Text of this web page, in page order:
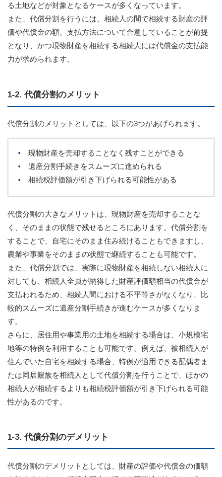
る土地などが対象となるケースが多くなっています。
また、代償分割を行うには、相続人の間で相続する財産の評
価や代償金の額、支払方法について合意していることが前提
となり、かつ現物財産を相続する相続人には代償金の支払能
力が求められます。
1-2. 代償分割のメリット
代償分割のメリットとしては、以下の3つがあげられます。
現物財産を売却することなく残すことができる
遺産分割手続きをスムーズに進められる
相続税評価額が引き下げられる可能性がある
代償分割の大きなメリットは、現物財産を売却することな
く、そのままの状態で残せるところにあります。代償分割を
することで、自宅にそのまま住み続けることもできますし、
農業や事業をそのままの状態で継続することも可能です。
また、代償分割では、実際に現物財産を相続しない相続人に
対しても、相続人全員が納得した財産評価額相当の代償金が
支払われるため、相続人間における不平等さがなくなり、比
較的スムーズに遺産分割手続きが進むケースが多くなりま
す。
さらに、居住用や事業用の土地を相続する場合は、小規模宅
地等の特例を利用することも可能です。例えば、被相続人が
住んでいた自宅を相続する場合、特例が適用できる配偶者ま
たは同居親族を相続人として代償分割を行うことで、ほかの
相続人が相続するよりも相続税評価額が引き下げられる可能
性があるのです。
1-3. 代償分割のデメリット
代償分割のデメリットとしては、財産の評価や代償金の価額